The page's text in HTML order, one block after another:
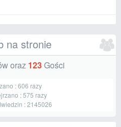
na stronie
oraz 123Gości
:606 razy
:575 razy
:2145026